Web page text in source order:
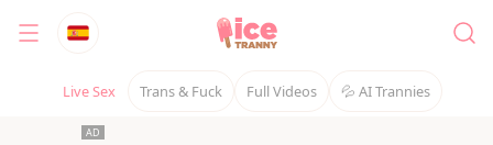
Live Sex Trans & Fuck Full Videos 💦 AI Trannies